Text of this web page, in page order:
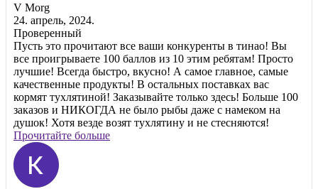
V Morg
24. апрель, 2024.
Проверенный
Пусть это прочитают все ваши конкуренты в тинао! Вы
все проигрываете 100 баллов из 10 этим ребятам! Просто
лучшие! Всегда быстро, вкусно! А самое главное, самые
качественные продукты! В остальных поставках вас
кормят тухлятиной! Заказывайте только здесь! Больше 100
заказов и НИКОГДА не было рыбы даже с намеком на
душок! Хотя везде возят тухлятину и не стесняются!
Прочитайте больше